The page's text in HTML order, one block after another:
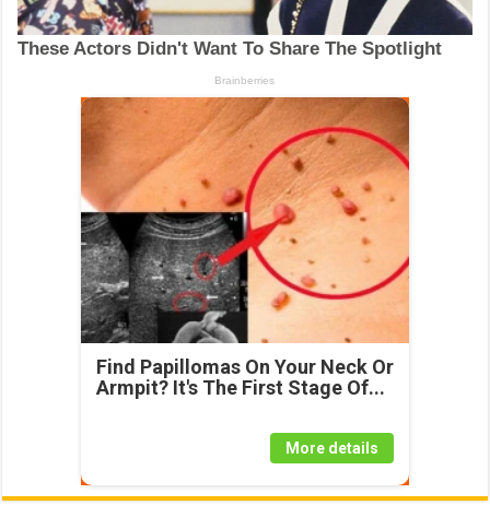
Find Papillomas On Your Neck Or
Armpit? It's The First Stage Of...
More details